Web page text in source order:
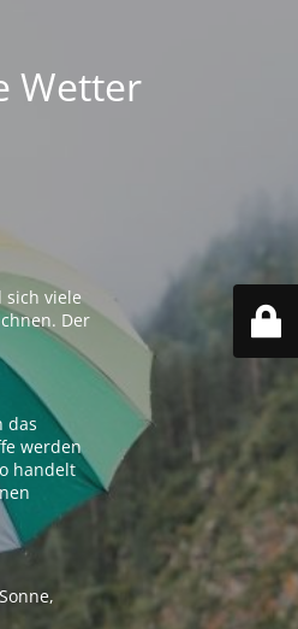
Wetter
sich viele
Der
das
werden
handelt